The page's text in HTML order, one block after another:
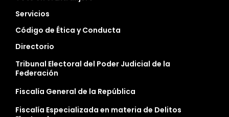
Servicios
Código de Ética y Conducta
Directorio
Tribunal Electoral del Poder Judicial de la
Federación
Fiscalía General de la República
Fiscalía Especializada en materia de Delitos